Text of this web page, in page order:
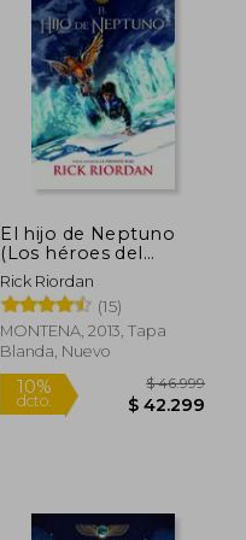
dcto. $
El hijo de Neptuno
(Los héroes del
Olimpo 2)
Rick Riordan
(15)
MONTENA, 2013, Tapa
Blanda, Nuevo